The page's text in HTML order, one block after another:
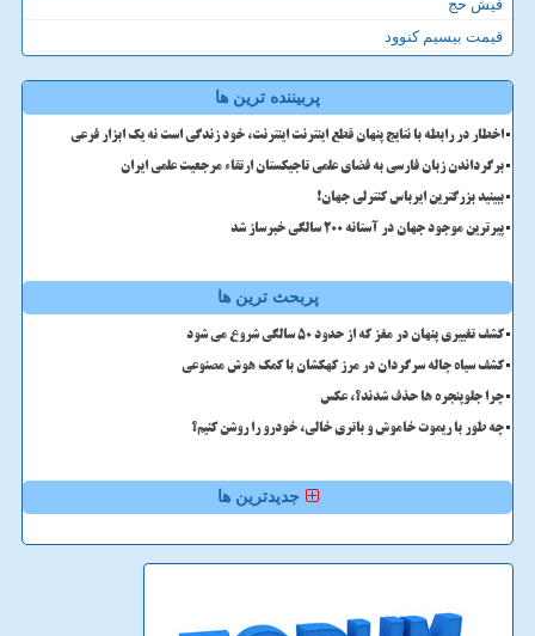
فیش حج
قیمت بیسیم کنوود
پربیننده ترین ها
اخطار در رابطه با نتایج پنهان قطع اینترنت اینترنت، خود زندگی است نه یک ابزار فرعی
برگرداندن زبان فارسی به فضای علمی تاجیکستان ارتقاء مرجعیت علمی ایران
ببینید بزرگترین ایرباس کنترلی جهان!
پیرترین موجود جهان در آستانه ۲۰۰ سالگی خبرساز شد
پربحث ترین ها
کشف تغییری پنهان در مغز که از حدود 50 سالگی شروع می شود
کشف سیاه چاله سرگردان در مرز کهکشان با کمک هوش مصنوعی
چرا جلوپنجره ها حذف شدند؟، عکس
چه طور با ریموت خاموش و باتری خالی، خودرو را روشن کنیم؟
جدیدترین ها